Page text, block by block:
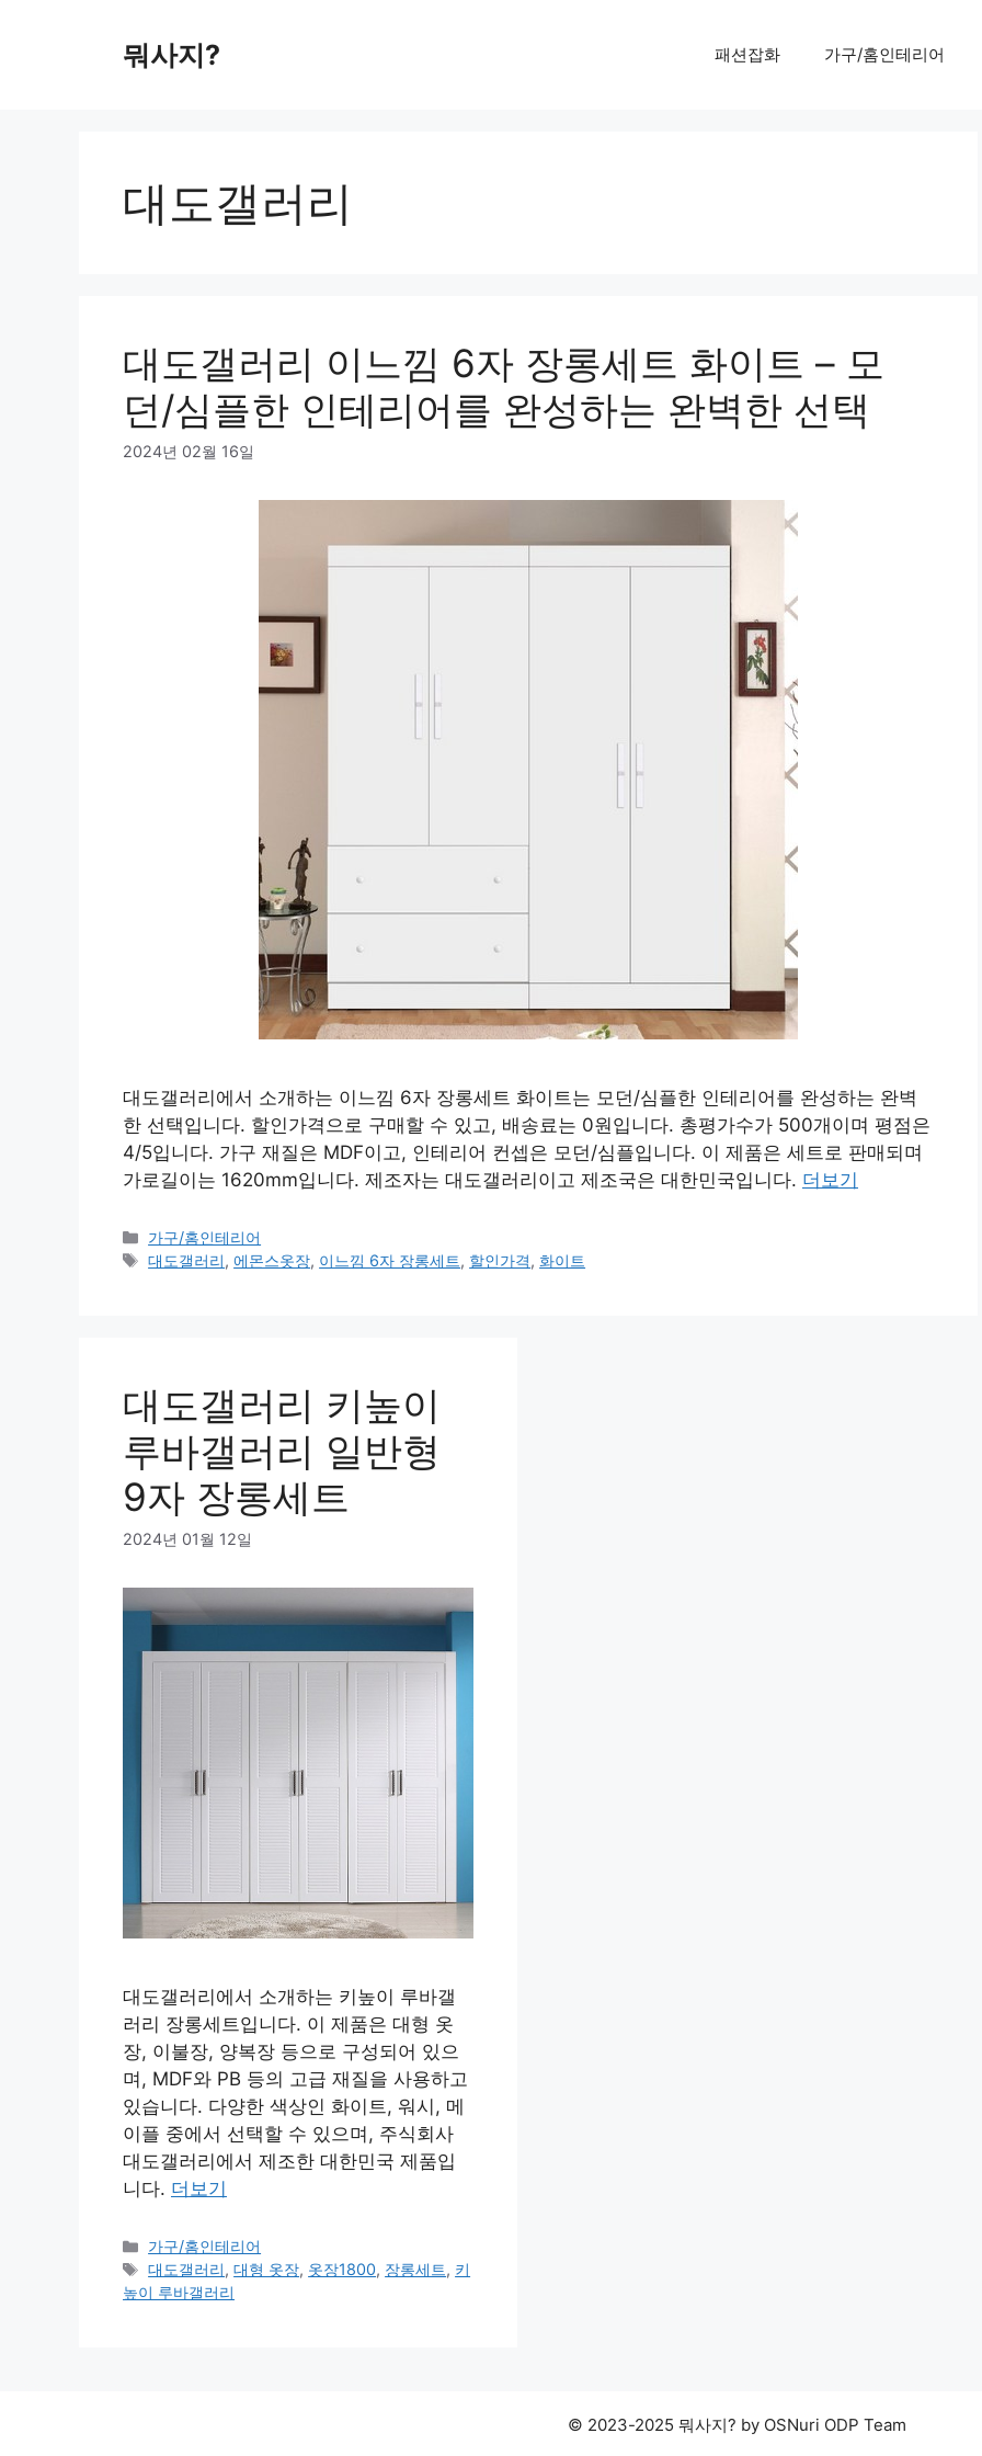
뭐사지? 패션잡화 가구/홈인테리어
대도갤러리
대도갤러리 이느낌 6자 장롱세트 화이트 – 모
던/심플한 인테리어를 완성하는 완벽한 선택
2024년 02월 16일
대도갤러리에서 소개하는 이느낌 6자 장롱세트 화이트는 모던/심플한 인테리어를 완성하는 완벽
한 선택입니다. 할인가격으로 구매할 수 있고, 배송료는 0원입니다. 총평가수가 500개이며 평점은
4/5입니다. 가구 재질은 MDF이고, 인테리어 컨셉은 모던/심플입니다. 이 제품은 세트로 판매되며
가로길이는 1620mm입니다. 제조자는 대도갤러리이고 제조국은 대한민국입니다. 더보기
카
테
가구/홈인테리어
태
대도갤러리,에몬스옷장, 이느낌 6자 장롱세트, 할인가격, 화이트
대도갤러리 키높이
루바갤러리 일반형
9자 장롱세트
2024년 01월 12일
대도갤러리에서 소개하는 키높이 루바갤
러리 장롱세트입니다. 이 제품은 대형 옷
장, 이불장, 양복장 등으로 구성되어 있으
며, MDF와 PB 등의 고급 재질을 사용하고
있습니다. 다양한 색상인 화이트, 워시, 메
이플 중에서 선택할 수 있으며, 주식회사
대도갤러리에서 제조한 대한민국 제품입
니다. 더보기
카
테
고
가구/홈인테리어
태
그
대도갤러리,대형 옷장, 옷장1800, 장롱세트, 키
높이 루바갤러리
© 2023-2025 뭐사지? by OSNuri ODP Team